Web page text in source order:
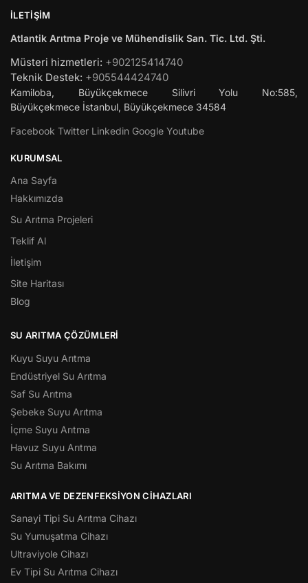
İLETIŞIM
Atlantik Arıtma Proje ve Mühendislik San. Tic. Ltd. Şti.
Müsteri hizmetleri: +902125414740
Teknik Destek: +905544424740
Kamiloba, Büyükçekmece Silivri Yolu No:585,
Büyükçekmece İstanbul, Büyükçekmece 34584
Facebook Twitter Linkedin Google Youtube
KURUMSAL
Ana Sayfa
Hakkımızda
Su Arıtma Projeleri
Teklif Al
İletişim
Site Haritası
Blog
SU ARITMA ÇÖZÜMLERI
Kuyu Suyu Arıtma
Endüstriyel Su Arıtma
Saf Su Arıtma
Şebeke Suyu Arıtma
İçme Suyu Arıtma
Havuz Suyu Arıtma
Su Arıtma Bakımı
ARITMA VE DEZENFEKSIYON CIHAZLARI
Sanayi Tipi Su Arıtma Cihazı
Su Yumuşatma Cihazı
Ultraviyole Cihazı
Ev Tipi Su Arıtma Cihazı